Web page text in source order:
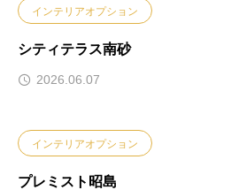
インテリアオプション
シティテラス南砂
2026.06.07
インテリアオプション
プレミスト昭島